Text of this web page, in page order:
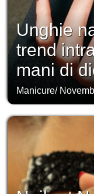
Unghie
trend
mani di
Manicure/